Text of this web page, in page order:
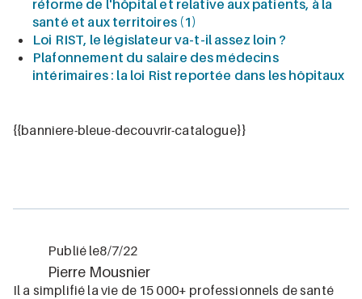
réforme de l'hôpital et relative aux patients, à la
santé et aux territoires (1)
Loi RIST, le législateur va-t-il assez loin ?
Plafonnement du salaire des médecins
intérimaires : la loi Rist reportée dans les hôpitaux
{{banniere-bleue-decouvrir-catalogue}}
Publié le8/7/22
Pierre Mousnier
Il a simplifié la vie de 15 000+ professionnels de santé